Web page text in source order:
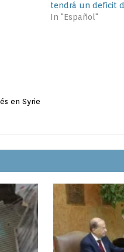
tendrá un deficit
In "Español"
en Syrie